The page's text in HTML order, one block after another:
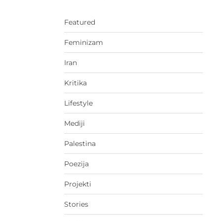
Featured
Feminizam
Iran
Kritika
Lifestyle
Mediji
Palestina
Poezija
Projekti
Stories